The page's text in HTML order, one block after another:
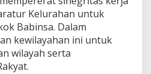
Kelurahan untuk
Babinsa. Dalam
kewilayahan ini untuk
wilayah serta